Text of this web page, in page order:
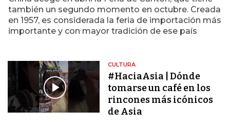
también un segundo momento en octubre. Creada
en 1957, es considerada la feria de importación más
importante y con mayor tradición de ese país
CULTURA
#HaciaAsia | Dónde
tomarse un café en los
rincones más icónicos
de Asia